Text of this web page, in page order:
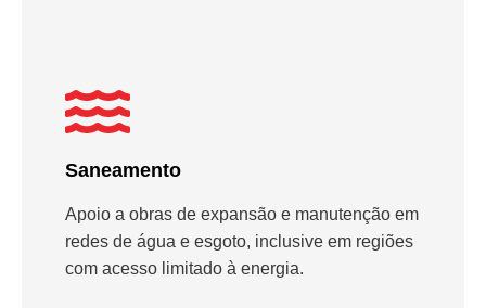
Saneamento
Apoio a obras de expansão e manutenção em
redes de água e esgoto, inclusive em regiões
com acesso limitado à energia.